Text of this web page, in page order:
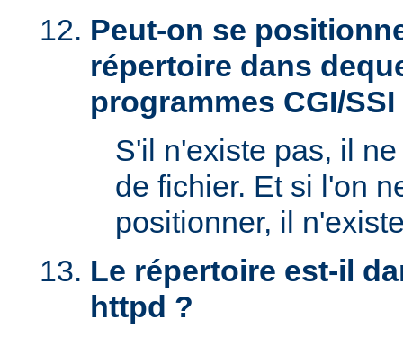
Peut-on se
répertoire dans
programmes CGI/SSI
S'il n'existe pas, il
de fichier. Et si l'on
positionner, il
Le répertoire est-il
httpd ?